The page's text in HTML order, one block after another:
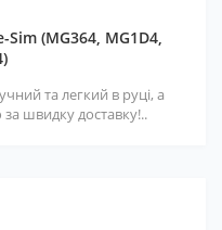
(MG364, MG1D4,
та легкий в руці, а
швидку доставку!..